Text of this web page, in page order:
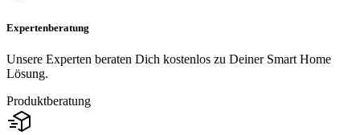
Expertenberatung
Unsere Experten beraten Dich kostenlos zu Deiner Smart Home
Lösung.
Produktberatung